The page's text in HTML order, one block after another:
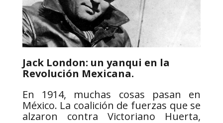
Jack London: un yanqui en la
Revolución Mexicana.
En 1914, muchas cosas pasan en
México. La coalición de fuerzas que se
alzaron contra Victoriano Huerta,